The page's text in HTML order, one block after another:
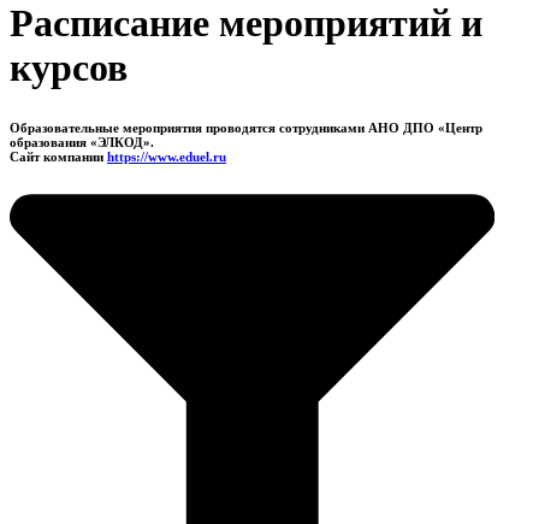
Расписание мероприятий и
курсов
Образовательные мероприятия проводятся сотрудниками АНО ДПО «Центр
образования «ЭЛКОД».
Сайт компании https://www.eduel.ru